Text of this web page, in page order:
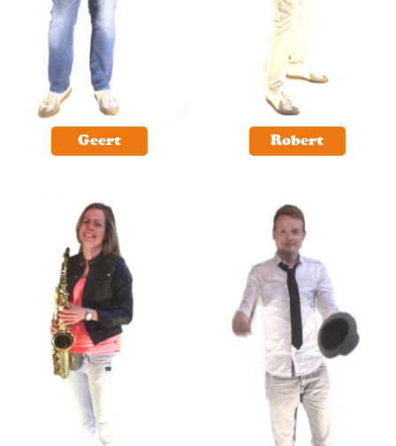
Geert Robert